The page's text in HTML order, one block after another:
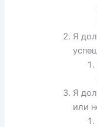
Я
Я
или